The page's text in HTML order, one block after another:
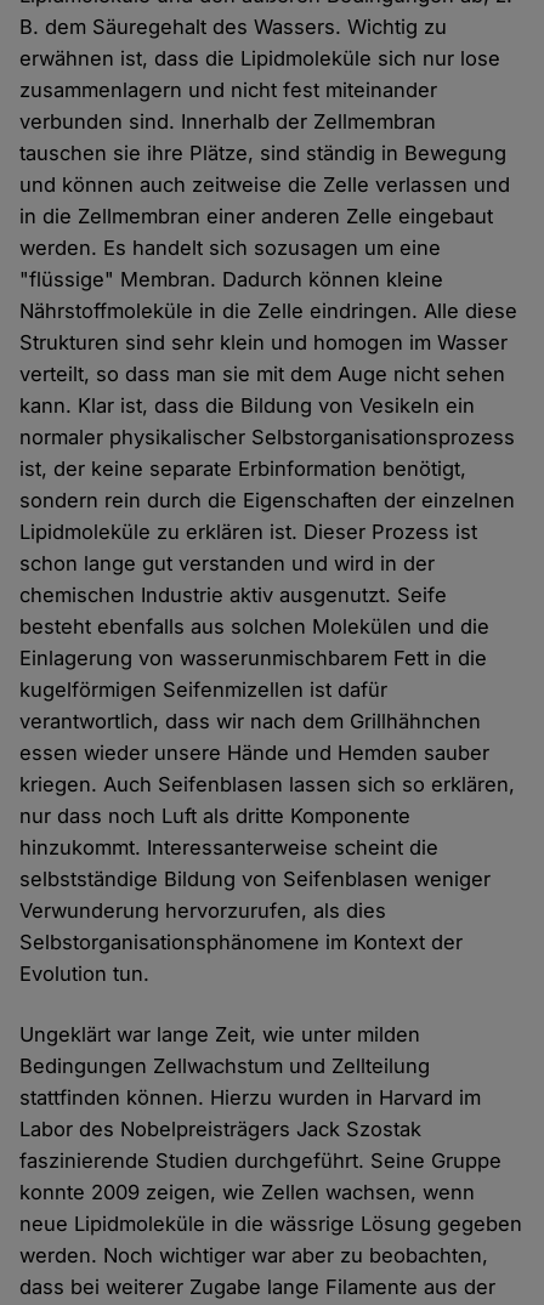
B. dem Säuregehalt des Wassers. Wichtig zu
erwähnen ist, dass die Lipidmoleküle sich nur lose
zusammenlagern und nicht fest miteinander
verbunden sind. Innerhalb der Zellmembran
tauschen sie ihre Plätze, sind ständig in Bewegung
und können auch zeitweise die Zelle verlassen und
in die Zellmembran einer anderen Zelle eingebaut
werden. Es handelt sich sozusagen um eine
"flüssige" Membran. Dadurch können kleine
Nährstoffmoleküle in die Zelle eindringen. Alle diese
Strukturen sind sehr klein und homogen im Wasser
verteilt, so dass man sie mit dem Auge nicht sehen
kann. Klar ist, dass die Bildung von Vesikeln ein
normaler physikalischer Selbstorganisationsprozess
ist, der keine separate Erbinformation benötigt,
sondern rein durch die Eigenschaften der einzelnen
Lipidmoleküle zu erklären ist. Dieser Prozess ist
schon lange gut verstanden und wird in der
chemischen Industrie aktiv ausgenutzt. Seife
besteht ebenfalls aus solchen Molekülen und die
Einlagerung von wasserunmischbarem Fett in die
kugelförmigen Seifenmizellen ist dafür
verantwortlich, dass wir nach dem Grillhähnchen
essen wieder unsere Hände und Hemden sauber
kriegen. Auch Seifenblasen lassen sich so erklären,
nur dass noch Luft als dritte Komponente
hinzukommt. Interessanterweise scheint die
selbstständige Bildung von Seifenblasen weniger
Verwunderung hervorzurufen, als dies
Selbstorganisationsphänomene im Kontext der
Evolution tun.
Ungeklärt war lange Zeit, wie unter milden
Bedingungen Zellwachstum und Zellteilung
stattfinden können. Hierzu wurden in Harvard im
Labor des Nobelpreisträgers Jack Szostak
faszinierende Studien durchgeführt. Seine Gruppe
konnte 2009 zeigen, wie Zellen wachsen, wenn
neue Lipidmoleküle in die wässrige Lösung gegeben
werden. Noch wichtiger war aber zu beobachten,
dass bei weiterer Zugabe lange Filamente aus der